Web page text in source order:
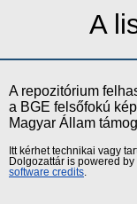
A
A repozitórium
a BGE felsőfokú
Magyar Állam
Itt kérhet technikai vagy
Dolgozattár is powered by
software credits